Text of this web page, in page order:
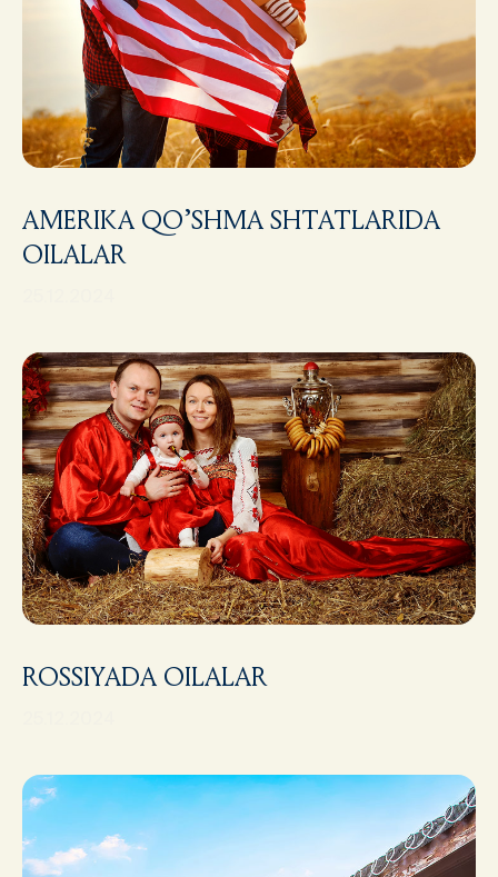
AMERIKA QO’SHMA SHTATLARIDA
OILALAR
ROSSIYADA OILALAR